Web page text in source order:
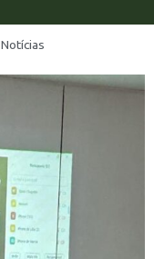
Notícias